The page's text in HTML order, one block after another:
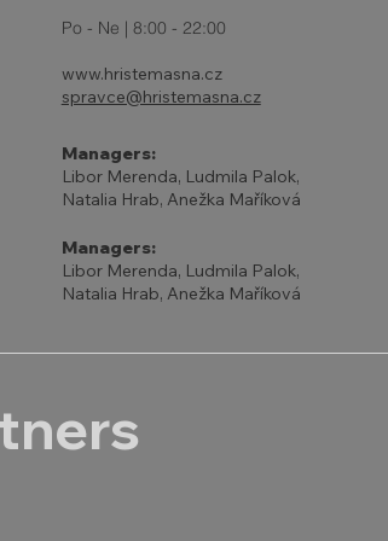
Po - Ne | 8:00 - 22:00
www.hristemasna.cz
spravce@hristemasna.cz
Managers:
Libor Merenda, Ludmila Palok,
Natalia Hrab, Anežka Maříková
Managers:
Libor Merenda, Ludmila Palok,
Natalia Hrab, Anežka Maříková